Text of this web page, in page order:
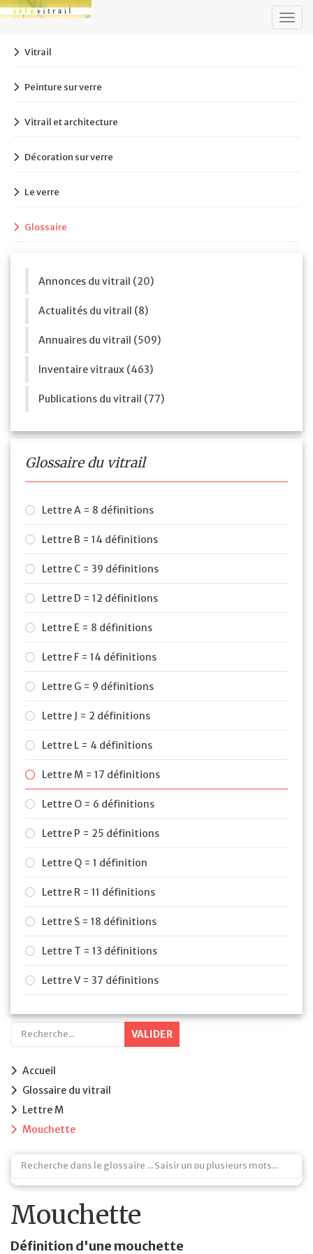
Vitrail
Peinture sur verre
Vitrail et architecture
Décoration sur verre
Le verre
Glossaire
Annonces du vitrail (20)
Actualités du vitrail (8)
Annuaires du vitrail (509)
Inventaire vitraux (463)
Publications du vitrail (77)
Glossaire du vitrail
Lettre A = 8 définitions
Lettre B = 14 définitions
Lettre C = 39 définitions
Lettre D = 12 définitions
Lettre E = 8 définitions
Lettre F = 14 définitions
Lettre G = 9 définitions
Lettre J = 2 définitions
Lettre L = 4 définitions
Lettre M = 17 définitions
Lettre O = 6 définitions
Lettre P = 25 définitions
Lettre Q = 1 définition
Lettre R = 11 définitions
Lettre S = 18 définitions
Lettre T = 13 définitions
Lettre V = 37 définitions
VALIDER
Accueil
Glossaire du vitrail
Lettre M
Mouchette
Mouchette
Définition d'une mouchette